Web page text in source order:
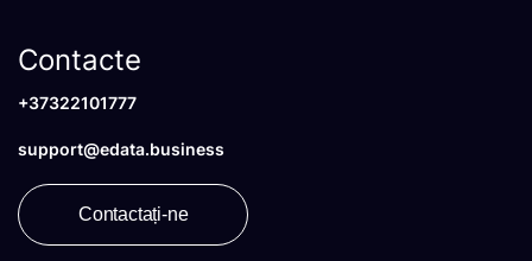
Contacte
+37322101777
support@edata.business
Contactați-ne